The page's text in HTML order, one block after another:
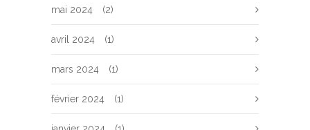
mai 2024 (2)
avril 2024 (1)
mars 2024 (1)
février 2024 (1)